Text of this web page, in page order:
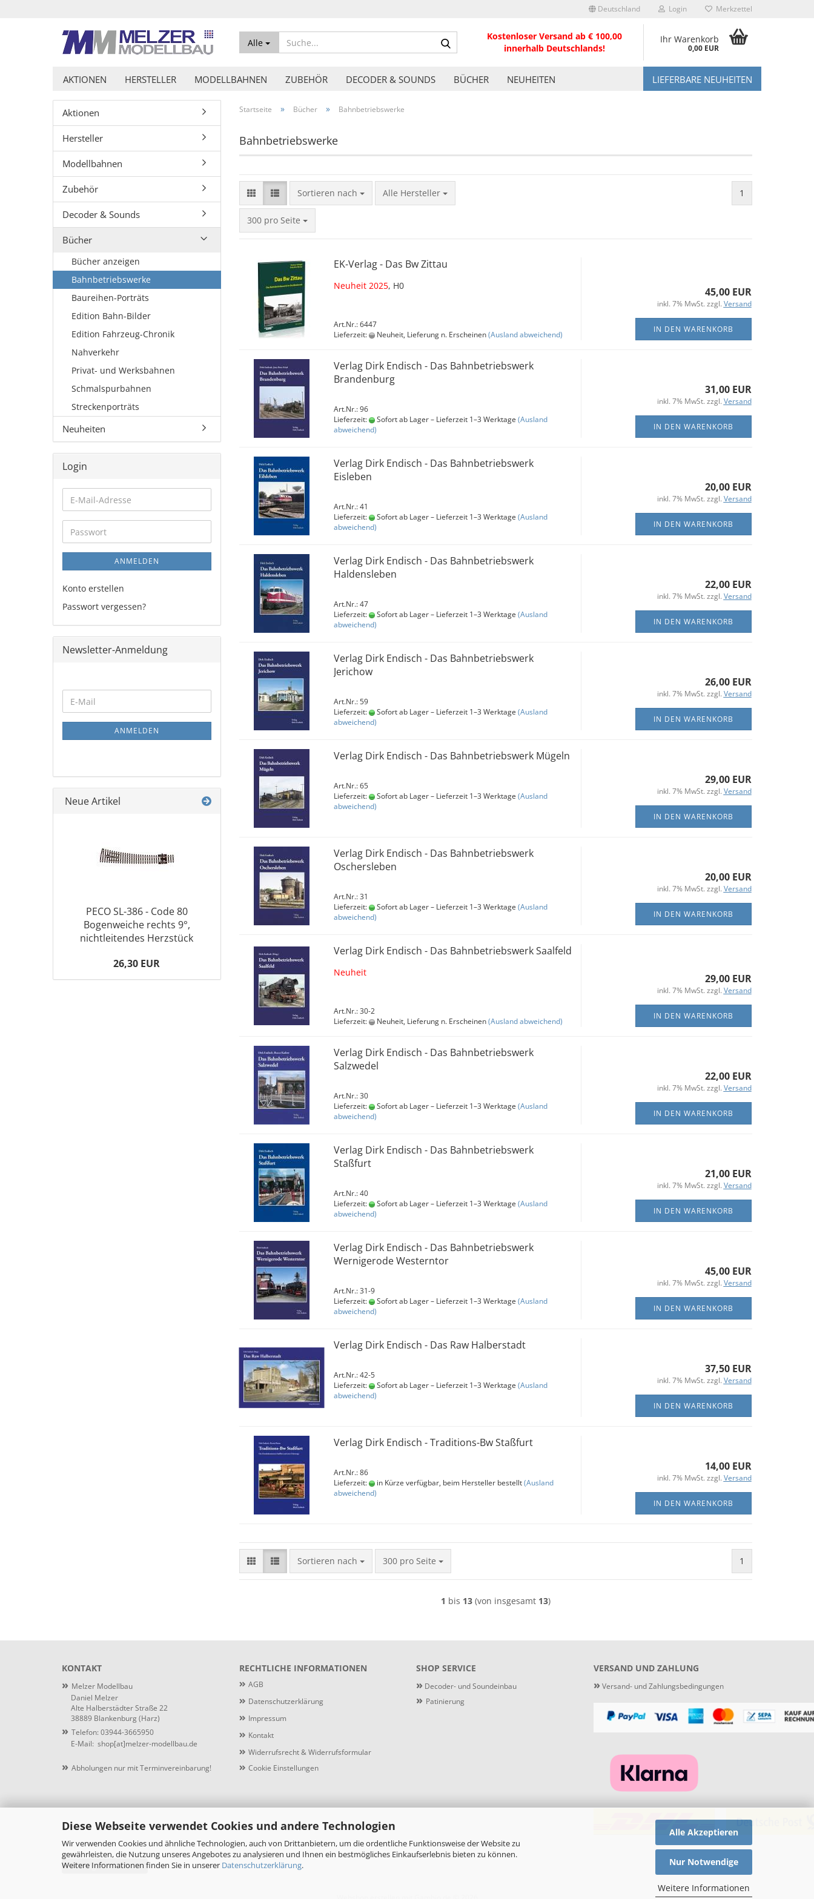
Diese Webseite verwendet Cookies und andere Technologien
Wir verwenden Cookies und ähnliche Technologien, auch von Drittanbietern, um die ordentliche Funktionsweise der Website zu
gewährleisten, die Nutzung unseres Angebotes zu analysieren und Ihnen ein bestmögliches Einkaufserlebnis bieten zu können.
Weitere Informationen finden Sie in unserer Datenschutzerklärung.
Alle Akzeptieren
Nur Notwendige
Weitere Informationen
Deutschland Login Merkzettel
Alle
Suche...Kostenloser Versand ab € 100,00
innerhalb Deutschlands!
Ihr Warenkorb
0,00 EUR
AKTIONEN HERSTELLER MODELLBAHNEN ZUBEHÖR DECODER & SOUNDS BÜCHER NEUHEITEN LIEFERBARE NEUHEITEN
Startseite » Bücher » Bahnbetriebswerke
Bahnbetriebswerke
Sortieren nach
Sortieren nach Alle Hersteller
300 pro Seite
pro Seite
1
EK-Verlag - Das Bw Zittau
Neuheit 2025, H0
Art.Nr.: 6447
Lieferzeit:
Neuheit, Lieferung n. Erscheinen (Ausland abweichend)
45,00 EUR
inkl. 7% MwSt. zzgl. Versand
IN DEN WARENKORB
Verlag Dirk Endisch - Das Bahnbetriebswerk
Brandenburg
Art.Nr.: 96
Lieferzeit:
Sofort ab Lager – Lieferzeit 1–3 Werktage (Ausland
abweichend)
31,00 EUR
inkl. 7% MwSt. zzgl. Versand
IN DEN WARENKORB
Verlag Dirk Endisch - Das Bahnbetriebswerk
Eisleben
Art.Nr.: 41
Lieferzeit:
Sofort ab Lager – Lieferzeit 1–3 Werktage (Ausland
abweichend)
20,00 EUR
inkl. 7% MwSt. zzgl. Versand
IN DEN WARENKORB
Verlag Dirk Endisch - Das Bahnbetriebswerk
Haldensleben
Art.Nr.: 47
Lieferzeit:
Sofort ab Lager – Lieferzeit 1–3 Werktage (Ausland
abweichend)
22,00 EUR
inkl. 7% MwSt. zzgl. Versand
IN DEN WARENKORB
Verlag Dirk Endisch - Das Bahnbetriebswerk
Jerichow
Art.Nr.: 59
Lieferzeit:
Sofort ab Lager – Lieferzeit 1–3 Werktage (Ausland
abweichend)
26,00 EUR
inkl. 7% MwSt. zzgl. Versand
IN DEN WARENKORB
Verlag Dirk Endisch - Das Bahnbetriebswerk Mügeln
Art.Nr.: 65
Lieferzeit:
Sofort ab Lager – Lieferzeit 1–3 Werktage (Ausland
abweichend)
29,00 EUR
inkl. 7% MwSt. zzgl. Versand
IN DEN WARENKORB
Verlag Dirk Endisch - Das Bahnbetriebswerk
Oschersleben
Art.Nr.: 31
Lieferzeit:
Sofort ab Lager – Lieferzeit 1–3 Werktage (Ausland
abweichend)
20,00 EUR
inkl. 7% MwSt. zzgl. Versand
IN DEN WARENKORB
Verlag Dirk Endisch - Das Bahnbetriebswerk Saalfeld
Neuheit
Art.Nr.: 30-2
Lieferzeit:
Neuheit, Lieferung n. Erscheinen (Ausland abweichend)
29,00 EUR
inkl. 7% MwSt. zzgl. Versand
IN DEN WARENKORB
Verlag Dirk Endisch - Das Bahnbetriebswerk
Salzwedel
Art.Nr.: 30
Lieferzeit:
Sofort ab Lager – Lieferzeit 1–3 Werktage (Ausland
abweichend)
22,00 EUR
inkl. 7% MwSt. zzgl. Versand
IN DEN WARENKORB
Verlag Dirk Endisch - Das Bahnbetriebswerk
Staßfurt
Art.Nr.: 40
Lieferzeit:
Sofort ab Lager – Lieferzeit 1–3 Werktage (Ausland
abweichend)
21,00 EUR
inkl. 7% MwSt. zzgl. Versand
IN DEN WARENKORB
Verlag Dirk Endisch - Das Bahnbetriebswerk
Wernigerode Westerntor
Art.Nr.: 31-9
Lieferzeit:
Sofort ab Lager – Lieferzeit 1–3 Werktage (Ausland
abweichend)
45,00 EUR
inkl. 7% MwSt. zzgl. Versand
IN DEN WARENKORB
Verlag Dirk Endisch - Das Raw Halberstadt
Art.Nr.: 42-5
Lieferzeit:
Sofort ab Lager – Lieferzeit 1–3 Werktage (Ausland
abweichend)
37,50 EUR
inkl. 7% MwSt. zzgl. Versand
IN DEN WARENKORB
Verlag Dirk Endisch - Traditions-Bw Staßfurt
Art.Nr.: 86
Lieferzeit:
in Kürze verfügbar, beim Hersteller bestellt (Ausland
abweichend)
14,00 EUR
inkl. 7% MwSt. zzgl. Versand
IN DEN WARENKORB
Sortieren nach
Sortieren nach 300 pro Seite
pro Seite 1
1 bis 13(von insgesamt 13)
Aktionen
Hersteller
Modellbahnen
Zubehör
Decoder & Sounds
Bücher
Bücher anzeigen
Bahnbetriebswerke
Baureihen-Porträts
Edition Bahn-Bilder
Edition Fahrzeug-Chronik
Nahverkehr
Privat- und Werksbahnen
Schmalspurbahnen
Streckenporträts
Neuheiten
Login
E-
Mail-
Adresse
Passwort
ANMELDEN
Konto erstellen
Passwort vergessen?
Newsletter-Anmeldung
ZUR
NEWSLETTER-
ANMELDUNG
E-
Mail
ANMELDEN
Neue Artikel
PECO SL-386 - Code 80
Bogenweiche rechts 9°,
nichtleitendes Herzstück
26,30 EUR
RECHTLICHE INFORMATIONEN
AGB
Datenschutzerklärung
Impressum
Kontakt
Widerrufsrecht & Widerrufsformular
Cookie Einstellungen
SHOP SERVICE
» Decoder- und Soundeinbau
» Patinierung
VERSAND UND ZAHLUNG
» Versand- und Zahlungsbedingungen
KONTAKT
» Melzer Modellbau
Daniel Melzer
Alte Halberstädter Straße 22
38889 Blankenburg (Harz)
» Telefon: 03944-3665950
E-Mail: shop[at]melzer-modellbau.de
» Abholungen nur mit Terminvereinbarung!
Vertrag widerrufen